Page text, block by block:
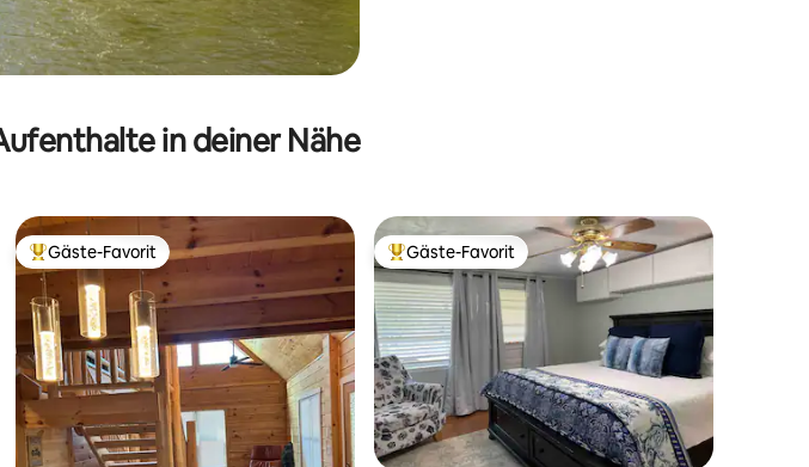
in deiner Nähe
Beliebter Gäste-Favorit.
Gäste-Favorit Beliebter Gäste-Favorit.
Gäste-Favorit